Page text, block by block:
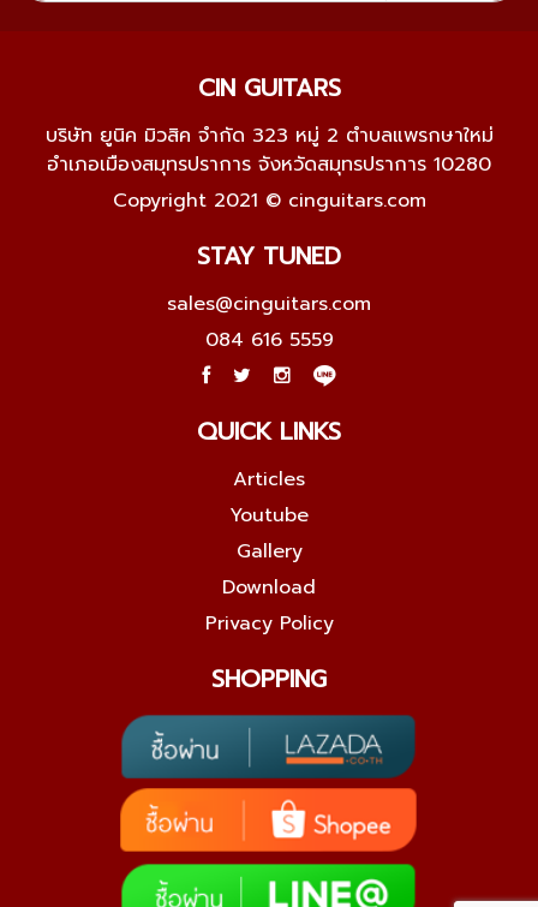
CIN GUITARS
บริษัท ยูนิค มิวสิค จำกัด 323 หมู่ 2 ตำบลแพรกษาใหม่
อำเภอเมืองสมุทรปราการ จังหวัดสมุทรปราการ 10280
Copyright 2021 © cinguitars.com
STAY TUNED
sales@cinguitars.com
084 616 5559
QUICK LINKS
Articles
Youtube
Gallery
Download
Privacy Policy
SHOPPING